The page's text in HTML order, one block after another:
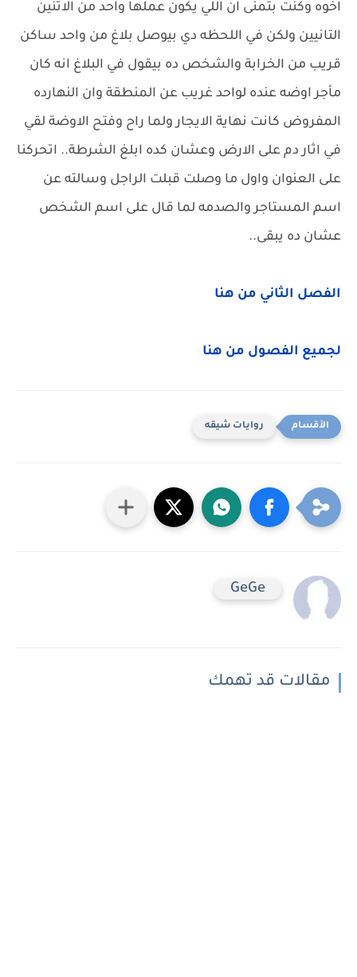
اخوه وكنت بتمنى ان اللي يكون عملها واحد من الاتنين
التانيين ولكن في اللحظه دي بيوصل بلاغ من واحد ساكن
قريب من الخرابة والشخص ده بيقول في البلاغ انه كان
مأجر اوضه عنده لواحد غريب عن المنطقة وان النهارده
المفروض كانت نهاية الايجار ولما راح وفتح الاوضة لقي
في اثار دم على الارض وعشان كده ابلغ الشرطة.. اتحركنا
على العنوان واول ما وصلت قبلت الراجل وسالته عن
اسم المستاجر والصدمه لما قال على اسم الشخص
عشان ده يبقى..
الفصل الثاني من هنا
لجميع الفصول من هنا
روايات شيقه
GeGe
مقالات قد تهمك